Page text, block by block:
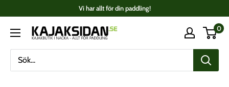
innehåll
Vi har allt för din paddling!
Kajaksidan
0